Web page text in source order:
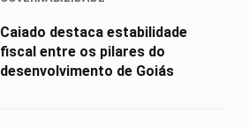
Caiado destaca estabilidade
fiscal entre os pilares do
desenvolvimento de Goiás